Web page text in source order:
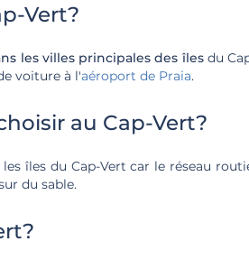
Vert?
les villes principales des îles du
voiture à l'aéroport de Praia.
au Cap-Vert?
îles du Cap-Vert car le réseau
du sable.